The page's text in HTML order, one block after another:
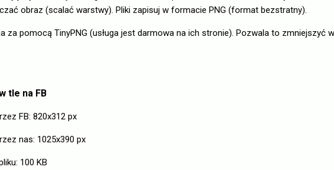
obraz (scalać warstwy). Pliki zapisuj w formacie PNG (format bezstratny).
za pomocą TinyPNG (usługa jest darmowa na ich stronie). Pozwala to zmniejszyć
tle na FB
FB: 820x312 px
nas: 1025x390 px
100 KB